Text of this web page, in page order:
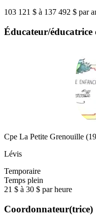
103 121 $ à 137 492 $ par
Éducateur/éducatrice
Cpe La Petite Grenouille
Lévis
Temporaire
Temps plein
21 $ à 30 $ par heure
Coordonnateur(trice)